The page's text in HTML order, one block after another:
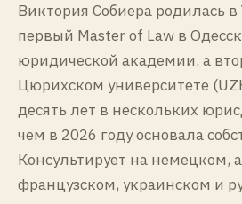
Виктория Собиера родилась
первый Master of Law в
юридической академии, а
Цюрихском университете
десять лет в нескольких
чем в 2026 году основала
Консультирует на немецком,
французском, украинском и